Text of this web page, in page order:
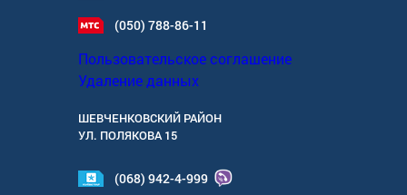
(050) 788-86-11
Пользовательское соглашение
Удаление данных
ШЕВЧЕНКОВСКИЙ РАЙОН
УЛ. ПОЛЯКОВА 15
(068) 942-4-999